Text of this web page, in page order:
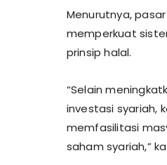
Menurutnya,
memperkuat
prinsip halal.
“Selain
investasi syariah,
memfasilitasi
saham syariah,”